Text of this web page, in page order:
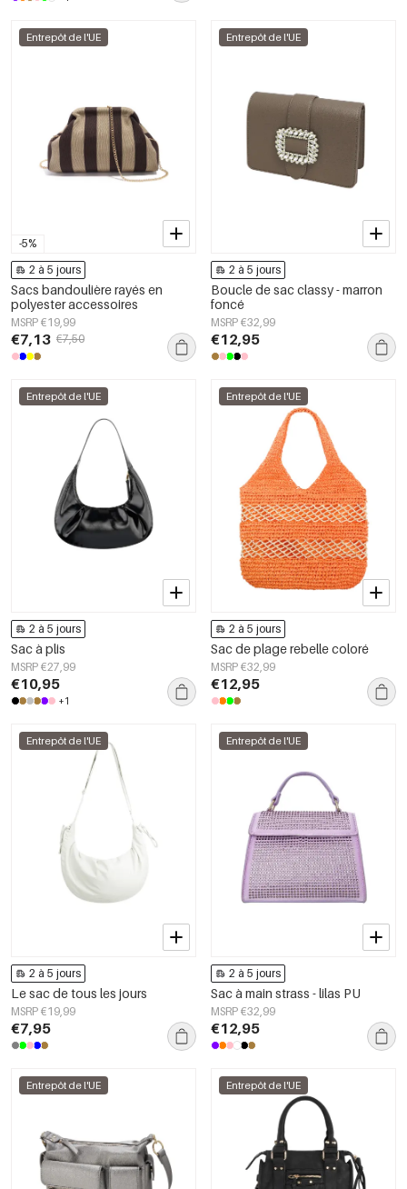
-5%
Entrepôt de l'UE
2 à 5 jours
Sacs bandoulière rayés en
polyester accessoires
MSRP €19,99
€7,13 €7,50
Entrepôt de l'UE
2 à 5 jours
Boucle de sac classy - marron
foncé
MSRP €32,99
€12,95
Entrepôt de l'UE
2 à 5 jours
Sac à plis
MSRP €27,99
€10,95
+1
Entrepôt de l'UE
2 à 5 jours
Sac de plage rebelle coloré
MSRP €32,99
€12,95
Entrepôt de l'UE
2 à 5 jours
Le sac de tous les jours
MSRP €19,99
€7,95
Entrepôt de l'UE
2 à 5 jours
Sac à main strass - lilas PU
MSRP €32,99
€12,95
Entrepôt de l'UE Entrepôt de l'UE